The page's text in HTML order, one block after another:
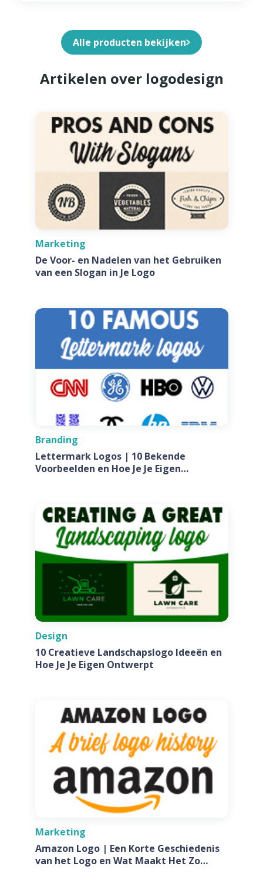
Alle producten bekijken
Artikelen over logodesign
Marketing
De Voor- en Nadelen van het Gebruiken
van een Slogan in Je Logo
Branding
Lettermark Logos | 10 Bekende
Voorbeelden en Hoe Je Je Eigen
Design
10 Creatieve Landschapslogo Ideeën en
Hoe Je Je Eigen Ontwerpt
Marketing
Amazon Logo | Een Korte Geschiedenis
van het Logo en Wat Maakt Het Zo